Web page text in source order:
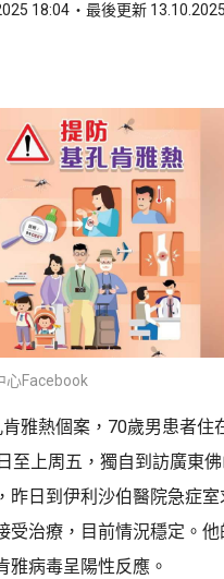
18:04 最後更新
心Facebook
雅熱個案，70歲男患者住
至上周五，獨自到訪廣東
昨日到伊利沙伯醫院急症室
受治療，目前情況穩定。
雅病毒呈陽性反應。